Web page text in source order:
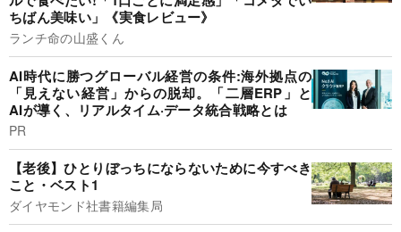
ちばん美味い」《実食レビュー》
ランチ命の山盛くん
AI時代に勝つグローバル経営の条件:海外拠点の
「見えない経営」からの脱却。「二層ERP」と
AIが導く、リアルタイム·データ統合戦略とは
PR
【老後】ひとりぼっちにならないために今すべき
こと・ベスト1
ダイヤモンド社書籍編集局